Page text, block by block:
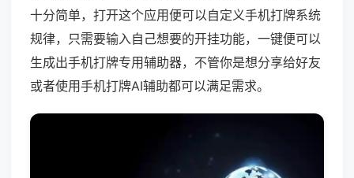
十分简单，打开这个应用便可以自定义手机打牌系统
规律，只需要输入自己想要的开挂功能，一键便可以
生成出手机打牌专用辅助器，不管你是想分享给好友
或者使用手机打牌AI辅助都可以满足需求。